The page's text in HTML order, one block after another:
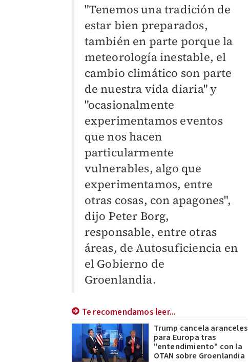
"Tenemos una tradición de
estar bien preparados,
también en parte porque la
meteorología inestable, el
cambio climático son parte
de nuestra vida diaria" y
"ocasionalmente
experimentamos eventos
que nos hacen
particularmente
vulnerables, algo que
experimentamos, entre
otras cosas, con apagones",
dijo Peter Borg,
responsable, entre otras
áreas, de Autosuficiencia en
el Gobierno de
Groenlandia.
Te recomendamos leer...
Trump cancela aranceles
para Europa tras
"entendimiento" con la
OTAN sobre Groenlandia